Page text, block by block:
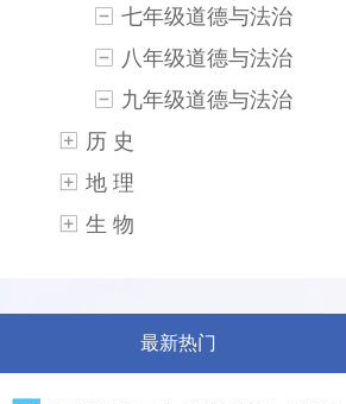
七年级道德与法治
八年级道德与法治
九年级道德与法治
历 史
地 理
生 物
最新热门